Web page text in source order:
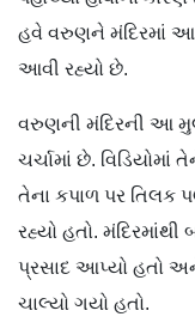
હવે વરુણને મંદિરમાં આ
આવી રહ્યો છે.
વરુણની મંદિરની આ
ચર્ચામાં છે.
તેના કપાળ પર તિલક
રહ્યો હતો.
પ્રસાદ આપ્યો હતો
ચાલ્યો ગયો હતો.